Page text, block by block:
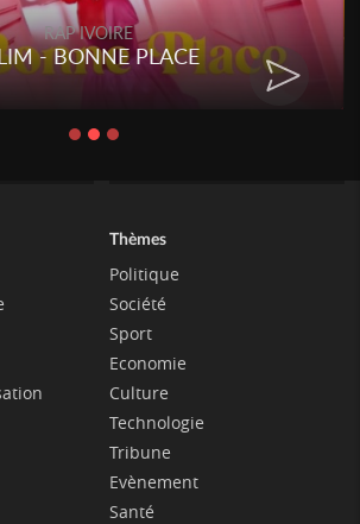
RAP IVOIRE
- BONNE PLACE
Thèmes
Politique
Société
Sport
Economie
Culture
Technologie
Tribune
Evènement
Santé